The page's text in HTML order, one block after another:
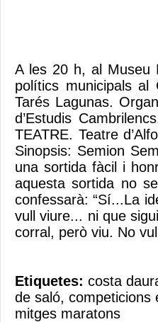
A les 20 h, al Museu
polítics municipals al
Tarés Lagunas.
d’Estudis
TEATRE. Teatre
Sinopsis: Semion
una sortida fàcil i
aquesta sortida no
confessarà: “Sí...La
vull viure... ni que
corral, però viu. No
Etiquetes: costa
de saló, competicions
mitges maratons